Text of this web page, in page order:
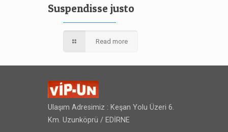
Suspendisse justo
Read more
Ulaşım Adresimiz : Keşan Yolu Üzeri 6.
Km. Uzunköprü / EDİRNE